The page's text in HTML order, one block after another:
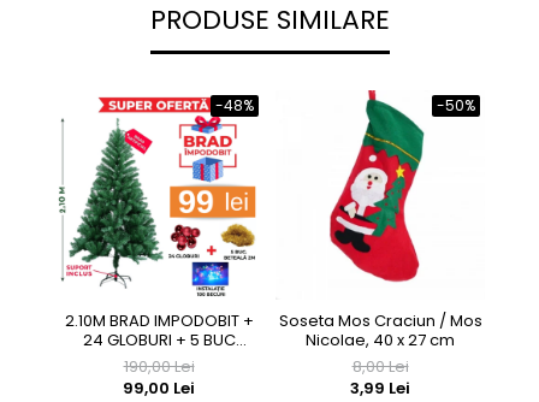
PRODUSE SIMILARE
-48%
2.10M BRAD IMPODOBIT +
24 GLOBURI + 5 BUC
BETEALA 2M + INSTALATIE
100LED + SUPORT METALIC
190,00 Lei
99,00 Lei
-50%
Soseta Mos Craciun / Mos
Nicolae, 40 x 27 cm
8,00 Lei
3,99 Lei